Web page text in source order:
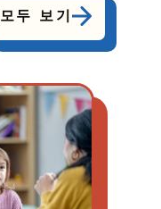
모두 보기